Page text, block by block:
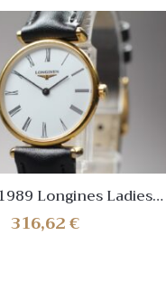
Longines Ladies
La Grande Classique
Dial [Near Mint]
316,62€